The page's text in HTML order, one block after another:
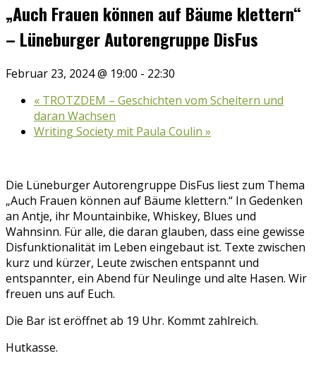
„Auch Frauen können auf Bäume klettern“
– Lüneburger Autorengruppe DisFus
Februar 23, 2024 @ 19:00 - 22:30
« TROTZDEM – Geschichten vom Scheitern und
daran Wachsen
Writing Society mit Paula Coulin »
Die Lüneburger Autorengruppe DisFus liest zum Thema
„Auch Frauen können auf Bäume klettern.“ In Gedenken
an Antje, ihr Mountainbike, Whiskey, Blues und
Wahnsinn. Für alle, die daran glauben, dass eine gewisse
Disfunktionalität im Leben eingebaut ist. Texte zwischen
kurz und kürzer, Leute zwischen entspannt und
entspannter, ein Abend für Neulinge und alte Hasen. Wir
freuen uns auf Euch.
Die Bar ist eröffnet ab 19 Uhr. Kommt zahlreich.
Hutkasse.